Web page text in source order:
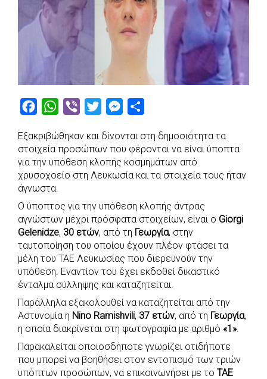
c
e
b
o
o
k
W
a
t
s
p
p
b
e
r
i
t
r
s
s
e
g
e
r
a
r
e
Εξακριβώθηκαν και δίνονται στη δημοσιότητα τα
στοιχεία προσώπων που φέρονται να είναι ύποπτα
για την υπόθεση κλοπής κοσμημάτων από
χρυσοχοείο στη Λευκωσία και τα στοιχεία τους ήταν
άγνωστα.
Ο ύποπτος για την υπόθεση κλοπής άντρας
αγνώστων μέχρι πρόσφατα στοιχείων, είναι ο Giorgi
Gelenidze, 30 ετών, από τη Γεωργία, στην
ταυτοποίηση του οποίου έχουν πλέον φτάσει τα
μέλη του ΤΑΕ Λευκωσίας που διερευνούν την
υπόθεση. Εναντίον του έχει εκδοθεί δικαστικό
ένταλμα σύλληψης και καταζητείται.
Παράλληλα εξακολουθεί να καταζητείται από την
Αστυνομία η Nino Ramishvili, 37 ετών, από τη Γεωργία,
η οποία διακρίνεται στη φωτογραφία με αριθμό «1».
Παρακαλείται οποιοσδήποτε γνωρίζει οτιδήποτε
που μπορεί να βοηθήσει στον εντοπισμό των τριών
υπόπτων προσώπων, να επικοινωνήσει με το ΤΑΕ